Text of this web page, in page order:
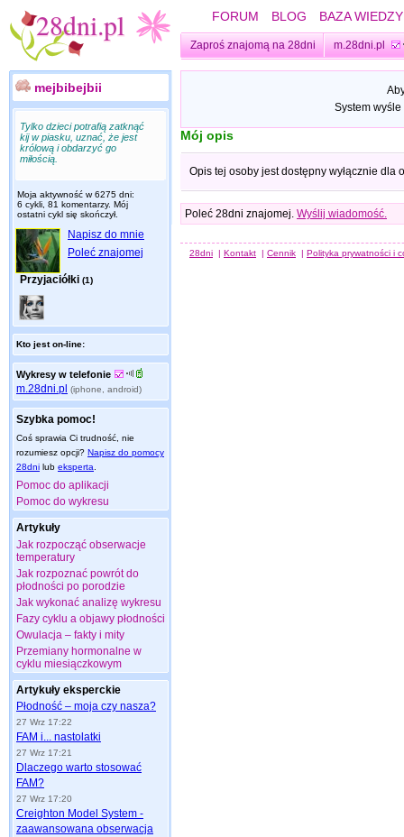
FORUM BLOG BAZA WIEDZY
Zaproś znajomą na 28dni m.28dni.pl
mejbibejbii
Tylko dzieci potrafią zatknąć
kij w piasku, uznać, że jest
królową i obdarzyć go
miłością.
Moja aktywność w 6275 dni:
6 cykli, 81 komentarzy. Mój
ostatni cykl się skończył.
Napisz do mnie
Poleć znajomej
Przyjaciółki (1)
Kto jest on-line:
Wykresy w telefonie
m.28dni.pl (iphone, android)
Szybka pomoc!
Coś sprawia Ci trudność, nie
rozumiesz opcji? Napisz do pomocy
28dni lub eksperta
Pomoc do aplikacji
Pomoc do wykresu
Artykuły
Jak rozpocząć obserwacje
temperatury
Jak rozpoznać powrót do
płodności po porodzie
Jak wykonać analizę wykresu
Fazy cyklu a objawy płodności
Owulacja – fakty i mity
Przemiany hormonalne w
cyklu miesiączkowym
Artykuły eksperckie
Płodność – moja czy nasza?
27 Wrz 17:22
FAM i... nastolatki
27 Wrz 17:21
Dlaczego warto stosować
FAM?
27 Wrz 17:20
Creighton Model System -
zaawansowana obserwacja
System
Mój opis
Opis tej osoby jest dostępny wyłącznie dla
Poleć 28dni znajomej. Wyślij wiadomość.
28dni | Kontakt | Cennik | Polityka prywatności i